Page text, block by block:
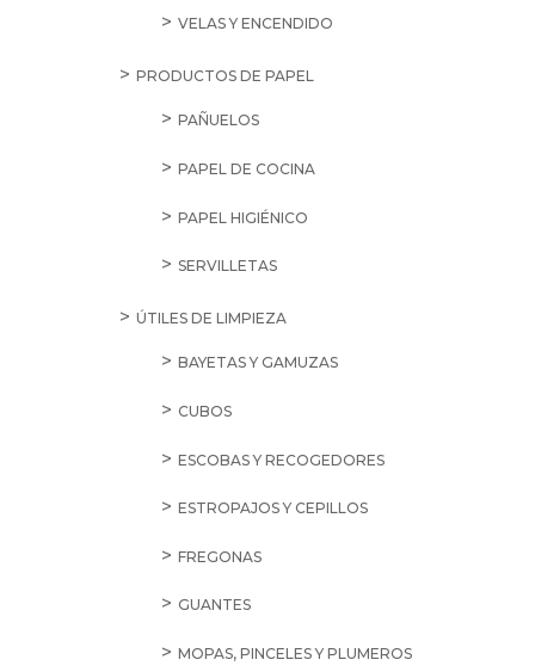
VELAS Y ENCENDIDO
PRODUCTOS DE PAPEL
PAÑUELOS
PAPEL DE COCINA
PAPEL HIGIÉNICO
SERVILLETAS
ÚTILES DE LIMPIEZA
BAYETAS Y GAMUZAS
CUBOS
ESCOBAS Y RECOGEDORES
ESTROPAJOS Y CEPILLOS
FREGONAS
GUANTES
MOPAS, PINCELES Y PLUMEROS